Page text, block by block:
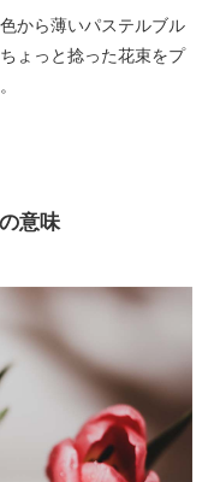
から薄いパステルブル
ょっと捻った花束をプ
意味